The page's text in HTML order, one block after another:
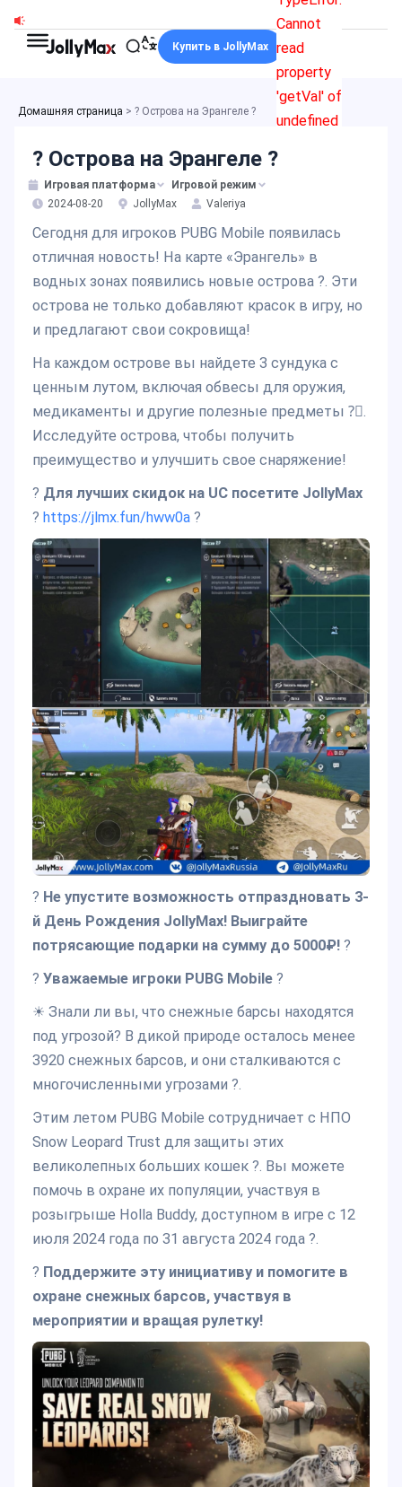
содержимому
Cannot
read
property
'getVal' of
undefined
Купить в JollyMax
Домашняя страница > ? Острова на Эрангеле ?
? Острова на Эрангеле ?
Игровая платформа
Игровой режим
2024-08-20
JollyMax Valeriya
Сегодня для игроков PUBG Mobile появилась
отличная новость! На карте «Эрангель» в
водных зонах появились новые острова ?. Эти
острова не только добавляют красок в игру, но
и предлагают свои сокровища!
На каждом острове вы найдете 3 сундука с
ценным лутом, включая обвесы для оружия,
медикаменты и другие полезные предметы ?‍☠.
Исследуйте острова, чтобы получить
преимущество и улучшить свое снаряжение!
? Для лучших скидок на UC посетите JollyMax
? https://jlmx.fun/hww0a ?
? Не упустите возможность отпраздновать 3-
й День Рождения JollyMax! Выиграйте
потрясающие подарки на сумму до 5000₽! ?
? Уважаемые игроки PUBG Mobile ?
☀ Знали ли вы, что снежные барсы находятся
под угрозой? В дикой природе осталось менее
3920 снежных барсов, и они сталкиваются с
многочисленными угрозами ?.
Этим летом PUBG Mobile сотрудничает с НПО
Snow Leopard Trust для защиты этих
великолепных больших кошек ?. Вы можете
помочь в охране их популяции, участвуя в
розыгрыше Holla Buddy, доступном в игре с 12
июля 2024 года по 31 августа 2024 года ?.
? Поддержите эту инициативу и помогите в
охране снежных барсов, участвуя в
мероприятии и вращая рулетку!